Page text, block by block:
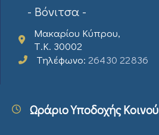
- Βόνιτσα -
Μακαρίου Κύπρου,
Τ.Κ. 30002
Τηλέφωνο: 26430 22836
Ωράριο Υποδοχής Κοινού